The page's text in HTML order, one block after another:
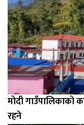
मोदी गाउँपालिकाको
रहने